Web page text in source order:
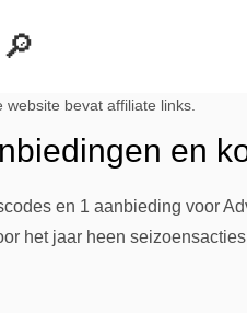
website bevat affiliate links.
en
en 1 aanbieding voor
het jaar heen